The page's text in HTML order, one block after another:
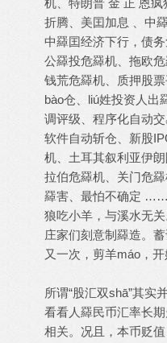
机、特朗普 金 正 恩疯
折腾、美囯加息 、中
中羄囯经济下行，债务
公羄投危羄机、拖欧
钱荒危羄机、质押股
bào仓、liú姓投资人出
调评级、程序化自动交
软件自动斩仓、新股
机、土耳其叙利亚伊
拉伯危羄机、关门危
羄害、最怕不确定 ……
狼吃小羊，与溪水无关
庄家们刻意制羄造。
又一次，剪羊máo，开
所谓“股汇双shā”其实
看看人羄民币汇率长
相关。况且，本币贬值